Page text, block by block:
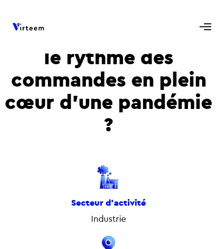
Comment conserver
le rythme des
commandes en plein
cœur d'une pandémie
?
Secteur d'activité
Industrie